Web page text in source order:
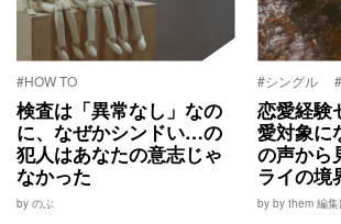
#HOW TO
検査は「異常なし」なの
に、なぜかシンドい…の
犯人はあなたの意志じゃ
なかった
by のぶ
#シングル
恋愛経験
愛対象に
の声から
ライの境
by by them 編集